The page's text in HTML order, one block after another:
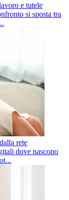
e tutele
si sposta tra
rete
dove nascono